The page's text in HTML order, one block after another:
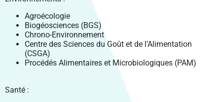
Agroécologie
Biogéosciences (BGS)
Chrono-Environnement
Centre des Sciences du Goût et de l’Alimentation
(CSGA)
Procédés Alimentaires et Microbiologiques (PAM)
Santé :